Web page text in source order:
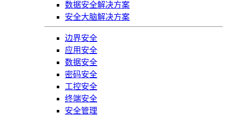
数据安全解决方案
安全大脑解决方案
边界安全
应用安全
数据安全
密码安全
工控安全
终端安全
安全管理